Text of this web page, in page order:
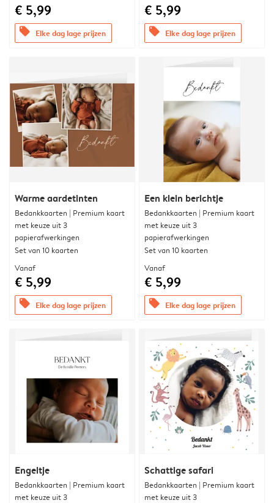
€ 5,99
offers Elke dag lage prijzen
€ 5,99
offers Elke dag lage prijzen
Warme aardetinten
Bedankkaarten | Premium kaart
met keuze uit 3
papierafwerkingen
Set van 10 kaarten
Vanaf
€ 5,99
offers Elke dag lage prijzen
Een klein berichtje
Bedankkaarten | Premium kaart
met keuze uit 3
papierafwerkingen
Set van 10 kaarten
Vanaf
€ 5,99
offers Elke dag lage prijzen
Engeltje
Bedankkaarten | Premium kaart
met keuze uit 3
Schattige safari
Bedankkaarten | Premium kaart
met keuze uit 3